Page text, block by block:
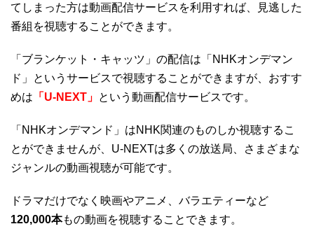
てしまった方は動画配信サービスを利用すれば、見逃した
番組を視聴することができます。
「ブランケット・キャッツ」の配信は「NHKオンデマン
ド」というサービスで視聴することができますが、おすす
めは 「U-NEXT」 という動画配信サービスです。
「NHKオンデマンド」はNHK関連のものしか視聴するこ
とができませんが、U-NEXTは多くの放送局、さまざまな
ジャンルの動画視聴が可能です。
ドラマだけでなく映画やアニメ、バラエティーなど
120,000本もの動画を視聴することできます。